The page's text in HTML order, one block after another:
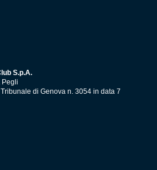
S.p.A.
Pegli
di Genova n. 3054 in data 7